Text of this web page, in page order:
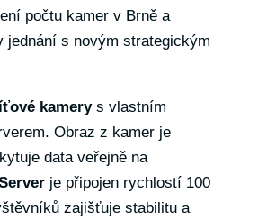
počtu kamer v Brně a
jednání s novým strategickým
kamerys vlastním
Obraz z kamer je
data veřejně na
je připojen rychlostí 100
zajišťuje stabilitu a